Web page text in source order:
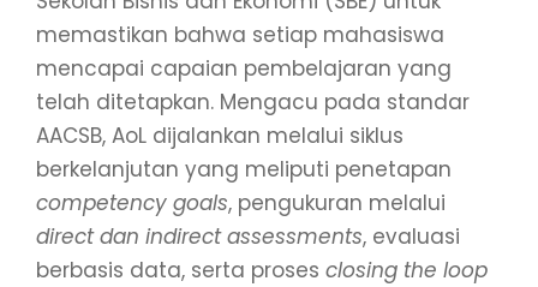
memastikan bahwa setiap mahasiswa
mencapai capaian pembelajaran yang
telah ditetapkan. Mengacu pada standar
AACSB, AoL dijalankan melalui siklus
berkelanjutan yang meliputi penetapan
competency goals, pengukuran melalui
direct dan indirect assessments, evaluasi
berbasis data, serta proses closing the loop